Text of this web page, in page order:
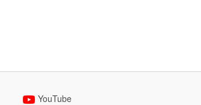
YouTube